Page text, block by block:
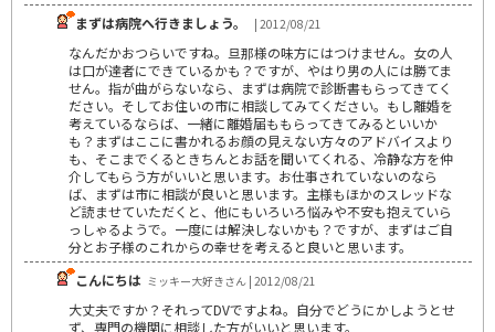
まずは病院へ行きましょう。
| 2012/08/21
なんだかおつらいですね。旦那様の味方にはつけません。女の人
は口が達者にできているかも？ですが、やはり男の人には勝てま
せん。指が曲がらないなら、まずは病院で診断書もらってきてく
ださい。そしてお住いの市に相談してみてください。もし離婚を
考えているならば、一緒に離婚届ももらってきてみるといいか
も？まずはここに書かれるお顔の見えない方々のアドバイスより
も、そこまでくるときちんとお話を聞いてくれる、冷静な方を仲
介してもらう方がいいと思います。お仕事されていないのなら
ば、まずは市に相談が良いと思います。主様もほかのスレッドな
ど読ませていただくと、他にもいろいろ悩みや不安も抱えていら
っしゃるようで。一度には解決しないかも？ですが、まずはご自
分とお子様のこれからの幸せを考えると良いと思います。
こんにちは ミッキー大好きさん | 2012/08/21
大丈夫ですか？それってDVですよね。自分でどうにかしようとせ
ず、専門の機関に相談した方がいいと思います。